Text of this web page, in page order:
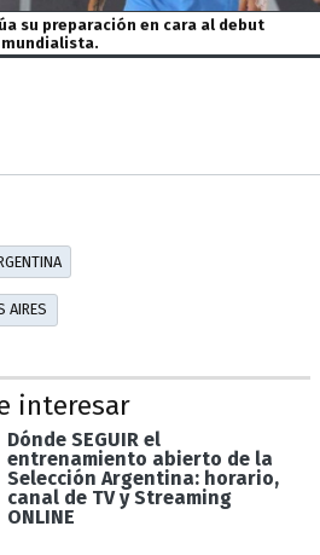
su preparación en cara al debut
mundialista.
AIRES
interesar
Dónde SEGUIR el
entrenamiento abierto de la
Selección Argentina: horario,
canal de TV y Streaming
ONLINE